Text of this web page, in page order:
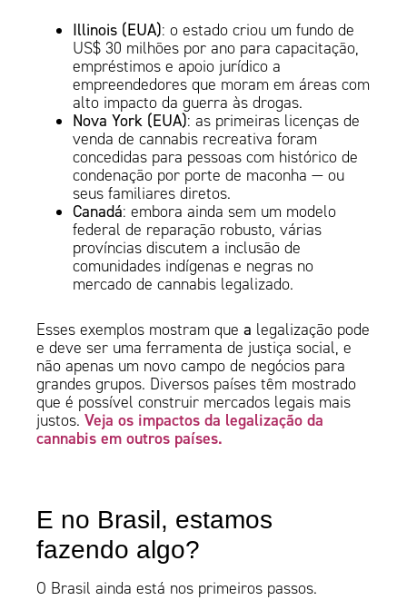
Illinois (EUA): o estado criou um fundo de
US$ 30 milhões por ano para capacitação,
empréstimos e apoio jurídico a
empreendedores que moram em áreas com
alto impacto da guerra às drogas.
Nova York (EUA): as primeiras licenças de
venda de cannabis recreativa foram
concedidas para pessoas com histórico de
condenação por porte de maconha — ou
seus familiares diretos.
Canadá: embora ainda sem um modelo
federal de reparação robusto, várias
províncias discutem a inclusão de
comunidades indígenas e negras no
mercado de cannabis legalizado.
Esses exemplos mostram quea legalização pode
e deve ser uma ferramenta de justiça social, e
não apenas um novo campo de negócios para
grandes grupos. Diversos países têm mostrado
que é possível construir mercados legais mais
justos.Veja os impactos da legalização da
cannabis em outros países.
E no Brasil, estamos
fazendo algo?
O Brasil ainda está nos primeiros passos.